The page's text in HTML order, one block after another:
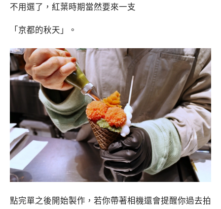
不用選了，紅葉時期當然要來一支
「京都的秋天」。
點完單之後開始製作，若你帶著相機還會提醒你過去拍